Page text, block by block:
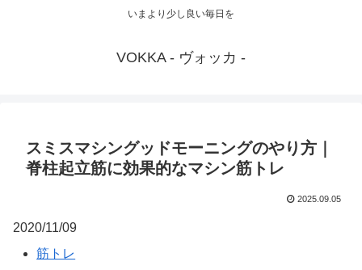
いまより少し良い毎日を
VOKKA - ヴォッカ -
スミスマシングッドモーニングのやり方｜
脊柱起立筋に効果的なマシン筋トレ
2025.09.05
2020/11/09
筋トレ